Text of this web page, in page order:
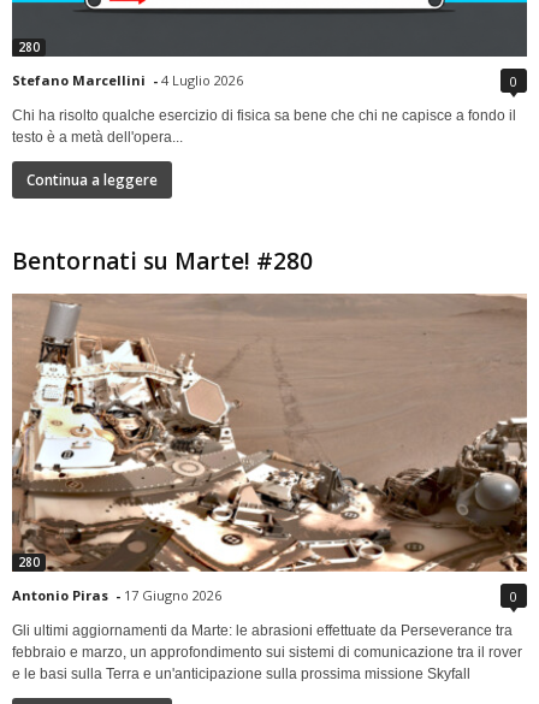
280
Stefano Marcellini - 4 Luglio 2026 0
Chi ha risolto qualche esercizio di fisica sa bene che chi ne capisce a fondo il
testo è a metà dell'opera...
Continua a leggere
Bentornati su Marte! #280
280
Antonio Piras - 17 Giugno 2026 0
Gli ultimi aggiornamenti da Marte: le abrasioni effettuate da Perseverance tra
febbraio e marzo, un approfondimento sui sistemi di comunicazione tra il rover
e le basi sulla Terra e un'anticipazione sulla prossima missione Skyfall